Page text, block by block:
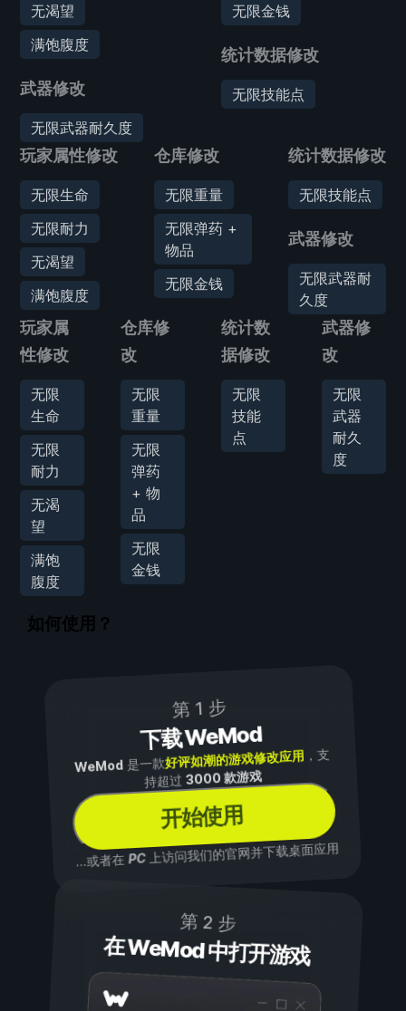
无渴望
满饱腹度
武器修改
无限武器耐久度
无限金钱
统计数据修改
无限技能点
玩家属性修改
无限生命
无限耐力
无渴望
满饱腹度
仓库修改
无限重量
无限弹药 +
物品
无限金钱
统计数据修改
无限技能点
武器修改
无限武器耐
久度
玩家属
性修改
无限
生命
无限
耐力
无渴
望
满饱
腹度
仓库修
改
无限
重量
无限
弹药
+ 物
品
无限
金钱
统计数
据修改
无限
技能
点
武器修
改
无限
武器
耐久
度
如何使用？
第 1 步
下载 WeMod
WeMod是一款好评如潮的游戏修改应用 ，支
持超过3000 款游戏
开始使用
...或者在PC上访问我们的官网并下载桌面应用
第 2 步
在 WeMod 中打开游戏